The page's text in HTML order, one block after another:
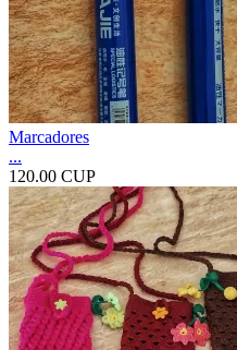
Marcadores
...
120.00 CUP